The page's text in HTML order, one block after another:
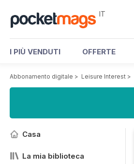
IT
I PIÙ VENDUTI OFFERTE
Abbonamento digitale > Leisure Interest >
Casa
La mia biblioteca